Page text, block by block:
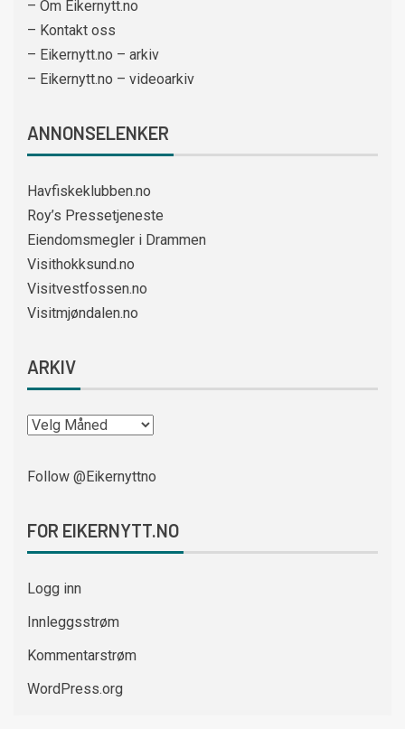
– Om Eikernytt.no
– Kontakt oss
– Eikernytt.no – arkiv
– Eikernytt.no – videoarkiv
ANNONSELENKER
Havfiskeklubben.no
Roy’s Pressetjeneste
Eiendomsmegler i Drammen
Visithokksund.no
Visitvestfossen.no
Visitmjøndalen.no
ARKIV
Follow @Eikernyttno
FOR EIKERNYTT.NO
Logg inn
Innleggsstrøm
Kommentarstrøm
WordPress.org